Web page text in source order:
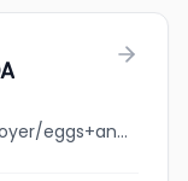
jobbank.gc.ca/browsejobs/employer/eggs+and+co+canada/ca